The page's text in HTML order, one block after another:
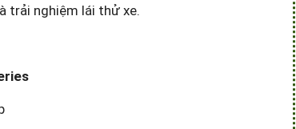
trải nghiệm lái thử xe.